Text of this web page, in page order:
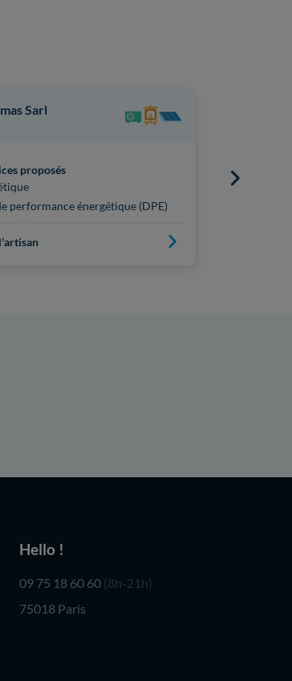
Sarl
proposés
performance énergétique (DPE)
Principaux
Hello !
09 75 18 60 60 (8h-21h)
75018 Paris